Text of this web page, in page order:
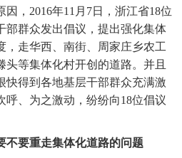
，2016年11月7日，浙江省18位
部群众发出倡议，提出强化集体
，走华西、南街、周家庄乡农工
等集体化村开创的道路。并且
快得到各地基层干部群众充满激
呼、为之激动，纷纷向18位倡议
不要重走集体化道路的问题